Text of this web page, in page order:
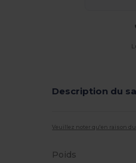
Description du
Veuillez noter qu'en raison du
Poids